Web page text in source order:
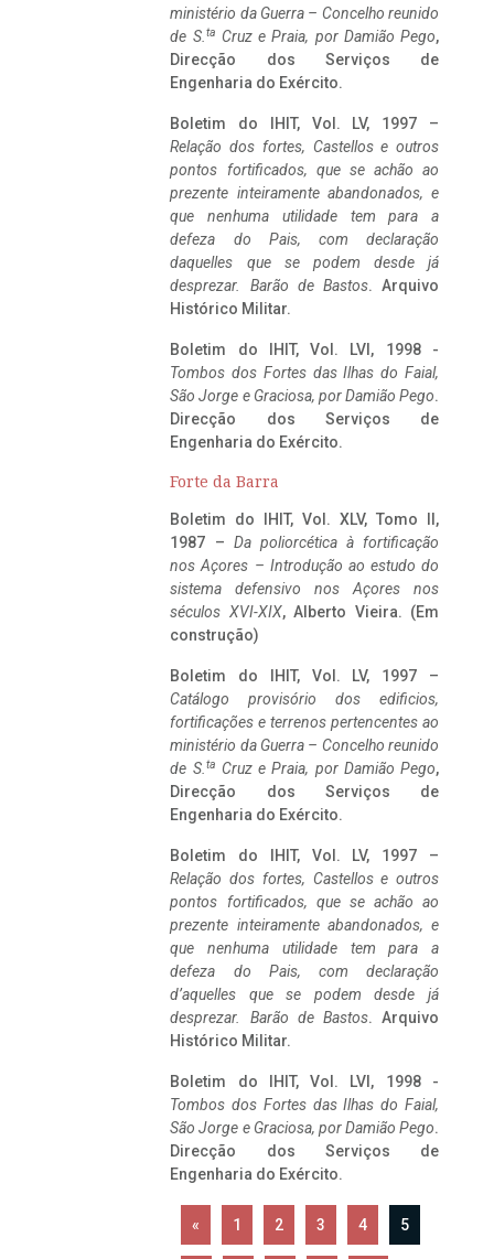
ministério da Guerra – Concelho reunido
de S. ta Cruz e Praia, por Damião Pego,
Direcção dos Serviços de
Engenharia do Exército.
Boletim do IHIT, Vol. LV, 1997 –
Relação dos fortes, Castellos e outros
pontos fortificados, que se achão ao
prezente inteiramente abandonados, e
que nenhuma utilidade tem para a
defeza do Pais, com declaração
daquelles que se podem desde já
desprezar. Barão de Bastos. Arquivo
Histórico Militar.
Boletim do IHIT, Vol. LVI, 1998 -
Tombos dos Fortes das Ilhas do Faial,
São Jorge e Graciosa, por Damião Pego.
Direcção dos Serviços de
Engenharia do Exército.
Forte da Barra
Boletim do IHIT, Vol. XLV, Tomo II,
1987 – Da poliorcética à fortificação
nos Açores – Introdução ao estudo do
sistema defensivo nos Açores nos
séculos XVI-XIX, Alberto Vieira. (Em
construção)
Boletim do IHIT, Vol. LV, 1997 –
Catálogo provisório dos edificios,
fortificações e terrenos pertencentes ao
ministério da Guerra – Concelho reunido
de S. ta Cruz e Praia, por Damião Pego,
Direcção dos Serviços de
Engenharia do Exército.
Boletim do IHIT, Vol. LV, 1997 –
Relação dos fortes, Castellos e outros
pontos fortificados, que se achão ao
prezente inteiramente abandonados, e
que nenhuma utilidade tem para a
defeza do Pais, com declaração
d’aquelles que se podem desde já
desprezar. Barão de Bastos. Arquivo
Histórico Militar.
Boletim do IHIT, Vol. LVI, 1998 -
Tombos dos Fortes das Ilhas do Faial,
São Jorge e Graciosa, por Damião Pego.
Direcção dos Serviços de
Engenharia do Exército.
« 1 2 3 4 5